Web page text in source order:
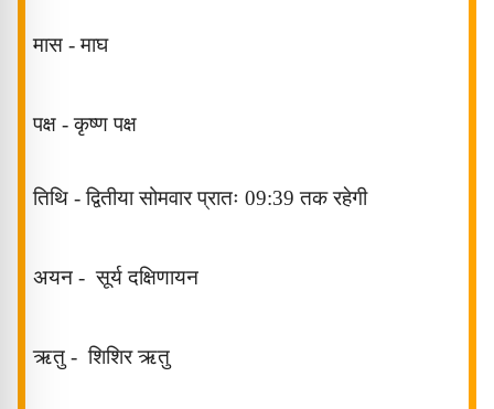
मास -माघ
पक्ष -कृष्णपक्ष
तिथि - द्वितीया सोमवार प्रातः 09:39 तक रहेगी
अयन - सूर्य दक्षिणायन
ऋतु - शिशिरऋतु